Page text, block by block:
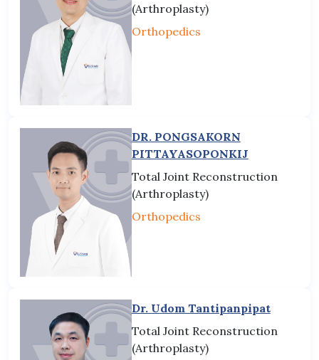
(Arthroplasty)
Orthopedics
DR. PONGSAKORN
PITTAYASOPONKIJ
Total Joint Reconstruction
(Arthroplasty)
Orthopedics
Dr. Udom Tantipanpipat
Total Joint Reconstruction
(Arthroplasty)